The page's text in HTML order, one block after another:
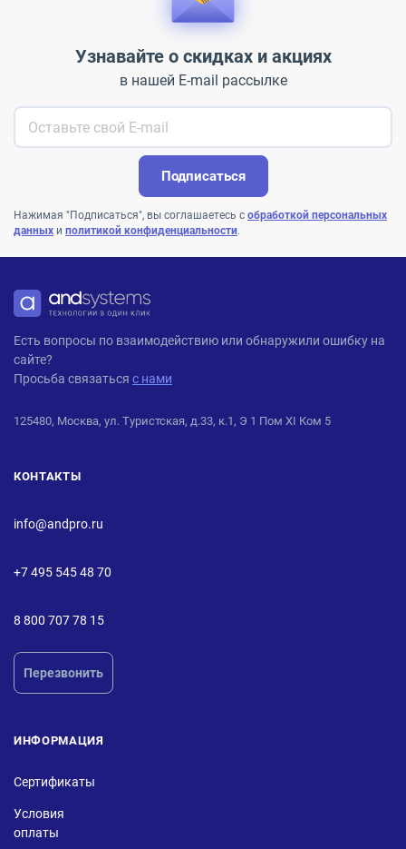
Узнавайте о скидках и акциях
в нашей E-mail рассылке
Подписаться
Нажимая "Подписаться", вы соглашаетесь с обработкой персональных
данных и политикой конфиденциальности.
ANDPRO
Есть вопросы по взаимодействию или обнаружили ошибку на
сайте?
Просьба связаться с нами
125480, Москва, ул. Туристская, д.33, к.1, Э 1 Пом XI Ком 5
КОНТАКТЫ
info@andpro.ru
+7 495 545 48 70
8 800 707 78 15
Перезвонить
ИНФОРМАЦИЯ
Сертификаты
Условия
оплаты